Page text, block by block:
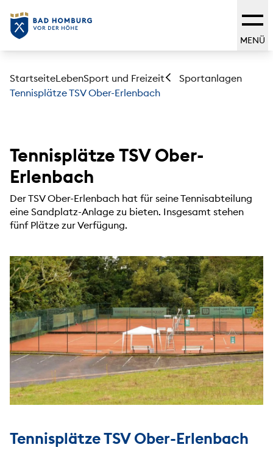
MENÜ
StartseiteLebenSport und Freizeit
Sportanlagen
Tennisplätze TSV Ober-Erlenbach
Tennisplätze TSV Ober-
Erlenbach
Der TSV Ober-Erlenbach hat für seine Tennisabteilung
eine Sandplatz-Anlage zu bieten. Insgesamt stehen
fünf Plätze zur Verfügung.
Tennisplätze TSV Ober-Erlenbach